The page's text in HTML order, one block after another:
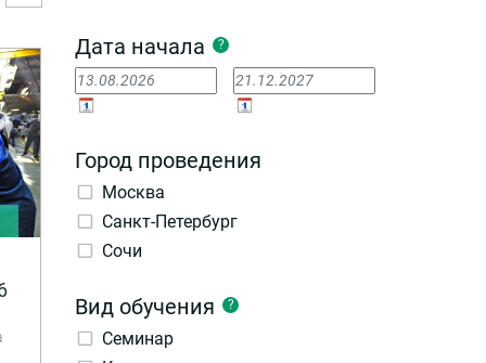
Дата начала ?
Город проведения
Москва
Санкт-Петербург
Сочи
Вид обучения ?
Семинар